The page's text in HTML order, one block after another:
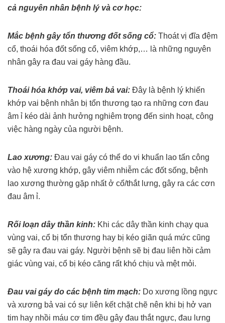
cả nguyên nhân bệnh lý và cơ học:
Mắc bệnh gây tổn thương đốt sống cổ: Thoát vị đĩa đệm
cổ, thoái hóa đốt sống cổ, viêm khớp,… là những nguyên
nhân gây ra đau vai gáy hàng đầu.
Thoái hóa khớp vai, viêm bả vai: Đây là bệnh lý khiến
khớp vai bệnh nhân bị tổn thương tạo ra những cơn đau
âm ỉ kéo dài ảnh hưởng nghiêm trọng đến sinh hoạt, công
việc hàng ngày của người bệnh.
Lao xương: Đau vai gáy có thể do vi khuẩn lao tấn công
vào hệ xương khớp, gây viêm nhiễm các đốt sống, bệnh
lao xương thường gặp nhất ở cổ/thắt lưng, gây ra các cơn
đau âm ỉ.
Rối loạn dây thần kinh: Khi các dây thần kinh chạy qua
vùng vai, cổ bị tổn thương hay bị kéo giãn quá mức cũng
sẽ gây ra đau vai gáy. Người bệnh sẽ bị đau liên hồi cảm
giác vùng vai, cổ bị kéo căng rất khó chịu và mệt mỏi.
Đau vai gáy do các bệnh tim mạch: Do xương lồng ngực
và xương bả vai có sự liên kết chặt chẽ nên khi bị hở van
tim hay nhồi máu cơ tim đều gây đau thắt ngực, đau lưng